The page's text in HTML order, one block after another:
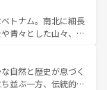
ラエティ豊かな料理
は コンテンツ一覧を参
然美を楽しむことが
のストリートフード
る。夜には、韓国な
魅力を心ゆくまで味
着の韓国情報はコンテンツ一
トナム。南北に細長
青々とした山々、世
イの古い町並みやホ
も、独特の雰囲気を
豊かさとおいしさで
自然と歴史が息づく
並ぶ一方、伝統的な